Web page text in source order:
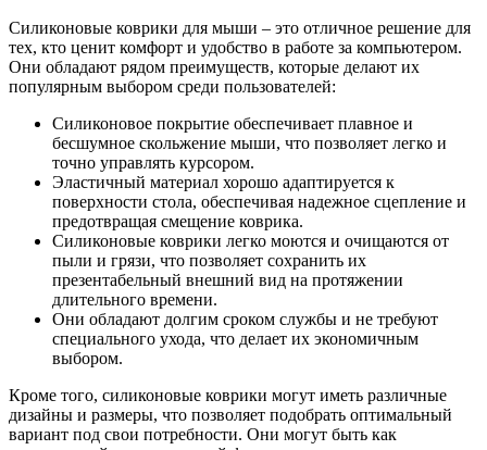
Силиконовые коврики для мыши – это отличное решение для
тех, кто ценит комфорт и удобство в работе за компьютером.
Они обладают рядом преимуществ, которые делают их
популярным выбором среди пользователей:
Силиконовое покрытие обеспечивает плавное и
бесшумное скольжение мыши, что позволяет легко и
точно управлять курсором.
Эластичный материал хорошо адаптируется к
поверхности стола, обеспечивая надежное сцепление и
предотвращая смещение коврика.
Силиконовые коврики легко моются и очищаются от
пыли и грязи, что позволяет сохранить их
презентабельный внешний вид на протяжении
длительного времени.
Они обладают долгим сроком службы и не требуют
специального ухода, что делает их экономичным
выбором.
Кроме того, силиконовые коврики могут иметь различные
дизайны и размеры, что позволяет подобрать оптимальный
вариант под свои потребности. Они могут быть как